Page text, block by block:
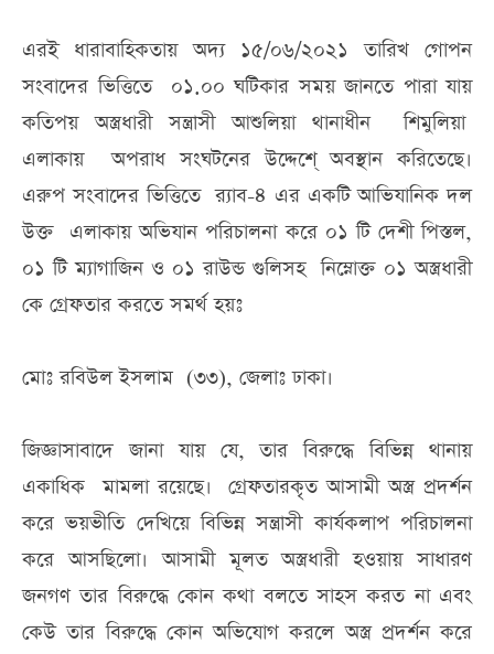
এরই ধারাবাহিকতায় অদ্য ১৫/০৬/২০২১ তারিখ গোপন
সংবাদের ভিত্তিতে ০১.০০ ঘটিকার সময় জানতে পারা যায়
কতিপয় অস্ত্রধারী সন্ত্রাসী আশুলিয়া থানাধীন শিমুলিয়া
এলাকায় অপরাধ সংঘটনের উদ্দেশে্ অবস্থান করিতেছে।
এরুপ সংবাদের ভিত্তিতে র‌্যাব-৪ এর একটি আভিযানিক দল
উক্ত এলাকায় অভিযান পরিচালনা করে ০১ টি দেশী পিস্তল,
০১ টি ম্যাগাজিন ও ০১ রাউন্ড গুলিসহ নিম্নোক্ত ০১ অস্ত্রধারী
কে গ্রেফতার করতে সমর্থ হয়ঃ
মোঃ রবিউল ইসলাম (৩৩), জেলাঃ ঢাকা।
জিজ্ঞাসাবাদে জানা যায় যে, তার বিরুদ্ধে বিভিন্ন থানায়
একাধিক মামলা রয়েছে। গ্রেফতারকৃত আসামী অস্ত্র প্রদর্শন
করে ভয়ভীতি দেখিয়ে বিভিন্ন সন্ত্রাসী কার্যকলাপ পরিচালনা
করে আসছিলো। আসামী মূলত অস্ত্রধারী হওয়ায় সাধারণ
জনগণ তার বিরুদ্ধে কোন কথা বলতে সাহস করত না এবং
কেউ তার বিরুদ্ধে কোন অভিযোগ করলে অস্ত্র প্রদর্শন করে